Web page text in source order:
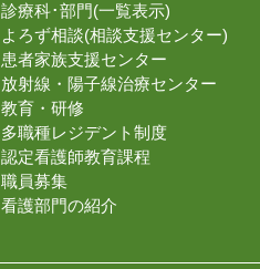
診療科･部門(一覧表示)
よろず相談(相談支援センター)
患者家族支援センター
放射線・陽子線治療センター
教育・研修
多職種レジデント制度
認定看護師教育課程
職員募集
看護部門の紹介